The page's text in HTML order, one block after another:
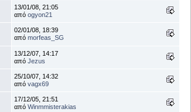
13/01/08, 21:05
από ogyon21
02/01/08, 18:39
από morfeas_SG
13/12/07, 14:17
από Jezus
25/10/07, 14:32
από vagx69
17/12/05, 21:51
από Winmmisterakias